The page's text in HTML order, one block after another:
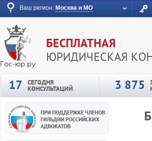
Ваш регион: Москва и МО
БЕСПЛАТНАЯ
ЮРИДИЧЕСКАЯ
17
СЕГОДНЯ
КОНСУЛЬТАЦИЙ 3 875